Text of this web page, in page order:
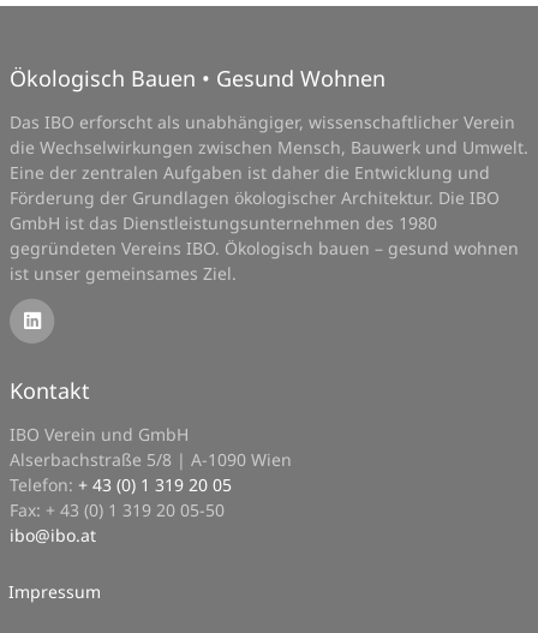
Ökologisch Bauen • Gesund Wohnen
Das IBO erforscht als unabhängiger, wissenschaftlicher Verein
die Wechselwirkungen zwischen Mensch, Bauwerk und Umwelt.
Eine der zentralen Aufgaben ist daher die Entwicklung und
Förderung der Grundlagen ökologischer Architektur. Die IBO
GmbH ist das Dienstleistungsunternehmen des 1980
gegründeten Vereins IBO. Ökologisch bauen – gesund wohnen
ist unser gemeinsames Ziel.
Kontakt
IBO Verein und GmbH
Alserbachstraße 5/8 | A-1090 Wien
Telefon: + 43 (0) 1 319 20 05
Fax: + 43 (0) 1 319 20 05-50
ibo@ibo.at
Impressum